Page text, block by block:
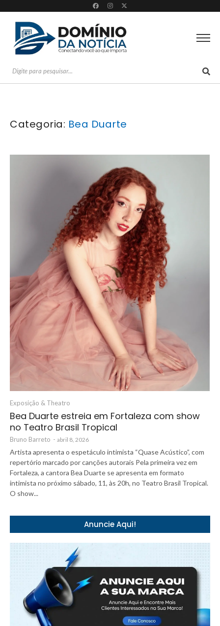
Categoria: Bea Duarte
Exposição & Theatro
Bea Duarte estreia em Fortaleza com show
no Teatro Brasil Tropical
Bruno Barreto - abril 8, 2026
Artista apresenta o espetáculo intimista “Quase Acústico”, com
repertório marcado por canções autorais Pela primeira vez em
Fortaleza, a cantora Bea Duarte se apresenta em formato
intimista no próximo sábado, 11, às 20h, no Teatro Brasil Tropical.
O show...
Anuncie Aqui!